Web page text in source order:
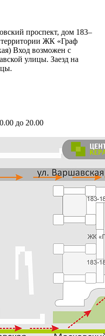
проспект, дом 183–
ЖК «Граф
Вход возможен с
улицы. Заезд на
до 20.00